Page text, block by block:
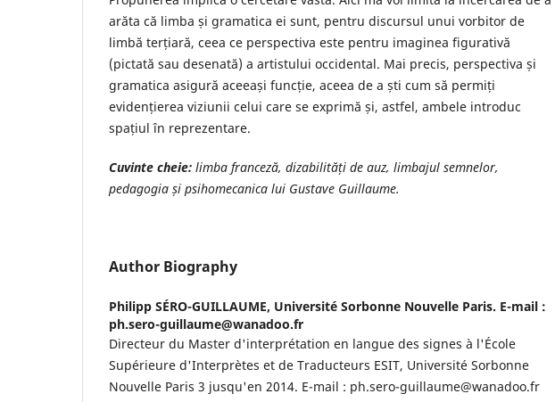
arăta că limba și gramatica ei sunt, pentru discursul unui vorbitor de
limbă terțiară, ceea ce perspectiva este pentru imaginea figurativă
(pictată sau desenată) a artistului occidental. Mai precis, perspectiva și
gramatica asigură aceeași funcție, aceea de a ști cum să permiți
evidențierea viziunii celui care se exprimă și, astfel, ambele introduc
spațiul în reprezentare.
Cuvinte cheie: limba franceză, dizabilități de auz, limbajul semnelor,
pedagogia și psihomecanica lui Gustave Guillaume.
Author Biography
Philipp SÉRO-GUILLAUME, Université Sorbonne Nouvelle Paris. E-mail :
ph.sero-guillaume@wanadoo.fr
Directeur du Master d'interprétation en langue des signes à l'École
Supérieure d'Interprètes et de Traducteurs ESIT, Université Sorbonne
Nouvelle Paris 3 jusqu'en 2014. E-mail : ph.sero-guillaume@wanadoo.fr